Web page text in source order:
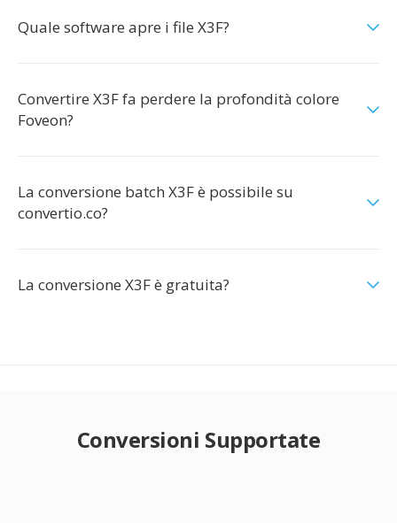
Quale software apre i file X3F?
Convertire X3F fa perdere la profondità colore
Foveon?
La conversione batch X3F è possibile su
convertio.co?
La conversione X3F è gratuita?
Conversioni Supportate